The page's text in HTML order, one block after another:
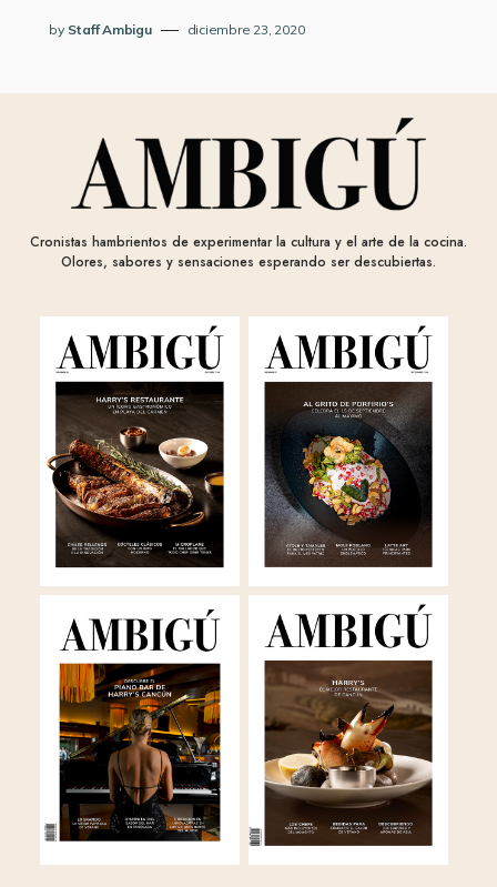
by Staff Ambigu diciembre 23, 2020
Cronistas hambrientos de experimentar la cultura y el arte de la cocina.
Olores, sabores y sensaciones esperando ser descubiertas.